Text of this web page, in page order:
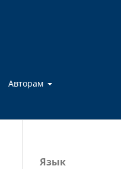
Авторам
Язык